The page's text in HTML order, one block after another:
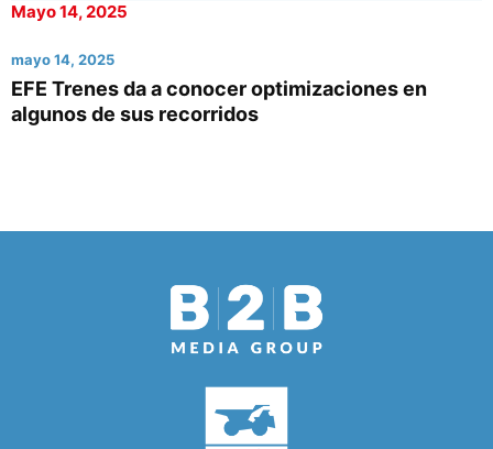
Mayo 14, 2025
mayo 14, 2025
EFE Trenes da a conocer optimizaciones en
algunos de sus recorridos